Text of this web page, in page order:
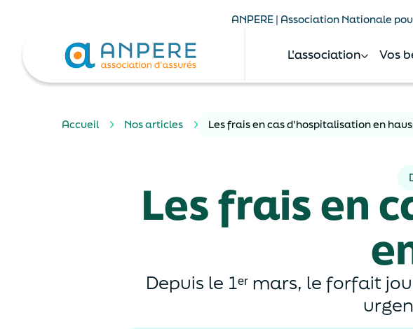
ANPERE | Association Nationale
L'association Vos
Accueil Nos articles Les frais en cas d'hospitalisation en
Les frais en
Depuis le 1ᵉʳ mars, le forfait